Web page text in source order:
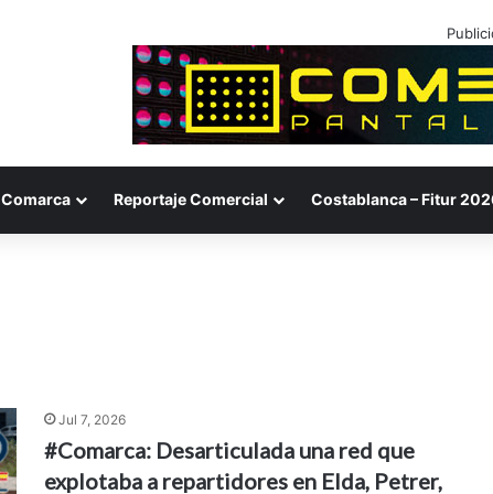
Comarca Reportaje Comercial Costablanca – Fitur
Jul 7, 2026
#Comarca: Desarticulada una red que
explotaba a repartidores en Elda, Petrer,